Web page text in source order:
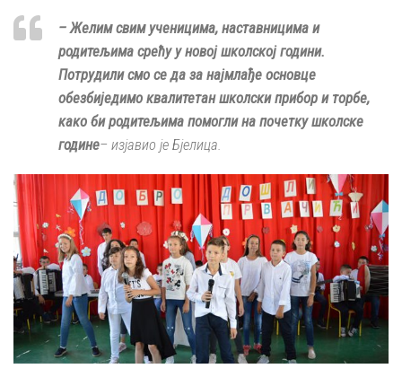
– Желим свим ученицима, наставницима и
родитељима срећу у новој школској години.
Потрудили смо се да за најмлађе основце
обезбиједимо квалитетан школски прибор и торбе,
како би родитељима помогли на почетку школске
године– изјавио је Бјелица.